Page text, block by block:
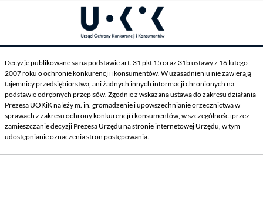
Decyzje publikowane są na podstawie art. 31 pkt 15 oraz 31b ustawy z 16 lutego
2007 roku o ochronie konkurencji i konsumentów. W uzasadnieniu nie zawierają
tajemnicy przedsiębiorstwa, ani żadnych innych informacji chronionych na
podstawie odrębnych przepisów. Zgodnie z wskazaną ustawą do zakresu działania
Prezesa UOKiK należy m. in. gromadzenie i upowszechnianie orzecznictwa w
sprawach z zakresu ochrony konkurencji i konsumentów, w szczególności przez
zamieszczanie decyzji Prezesa Urzędu na stronie internetowej Urzędu, w tym
udostępnianie oznaczenia stron postępowania.